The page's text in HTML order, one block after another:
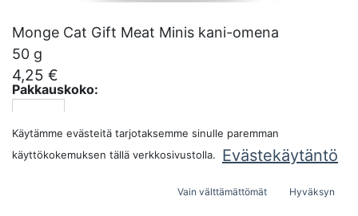
Monge Cat Gift Meat Minis kani-omena
50 g
4,25 €
Pakkauskoko:
Ilmoita
Käytämme evästeitä tarjotaksemme sinulle paremman
käyttökokemuksen tällä verkkosivustolla.
Evästekäytäntö
Vain välttämättömät Hyväksyn